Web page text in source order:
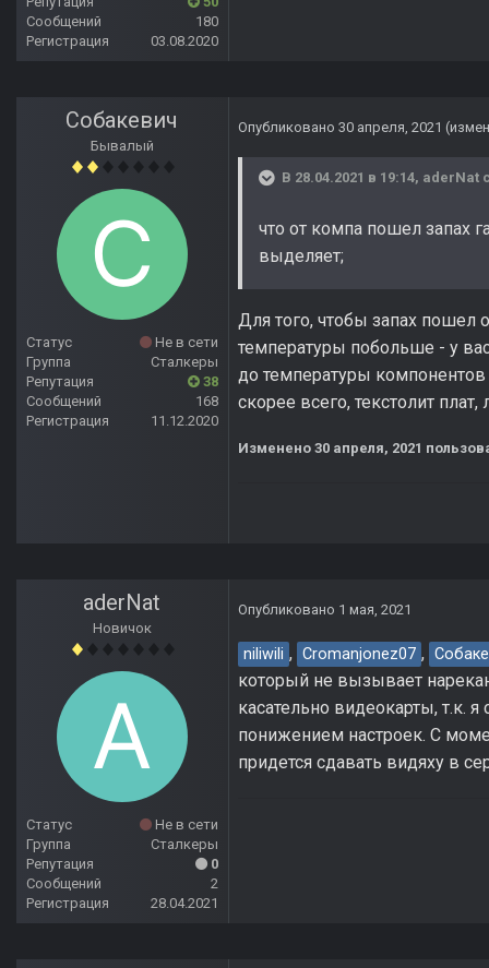
Сообщений
180
Регистрация
03.08.2020
Собакевич
Бывалый
Статус
Не в сети
Группа
Сталкеры
Репутация
38
Сообщений
168
Регистрация
11.12.2020
Опубликовано 30 апреля, 2021
В 28.04.2021 в 19:14, aderNat
что от компа пошел запах
выделяет;
Для того, чтобы запах пошел
температуры побольше - у
до температуры компонентов
скорее всего, текстолит плат,
Изменено 30 апреля, 2021
aderNat
Новичок
Статус
Не в сети
Группа
Сталкеры
Репутация
0
Сообщений
2
Регистрация
28.04.2021
Опубликовано 1 мая, 2021
niliwili , Cromanjonez07 ,
который не вызывает
касательно видеокарты, т.к. я
понижением настроек. С
придется сдавать видяху в